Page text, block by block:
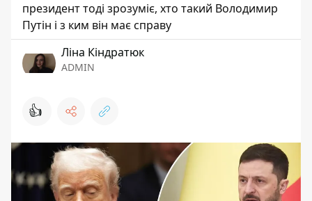
президент тоді зрозуміє, хто такий Володимир
Путін і з ким він має справу
Ліна Кіндратюк
ADMIN
👍